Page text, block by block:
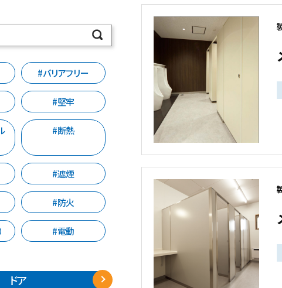
#バリアフリー
#堅牢
#断熱
#遮煙
#防火
#電動
ドア